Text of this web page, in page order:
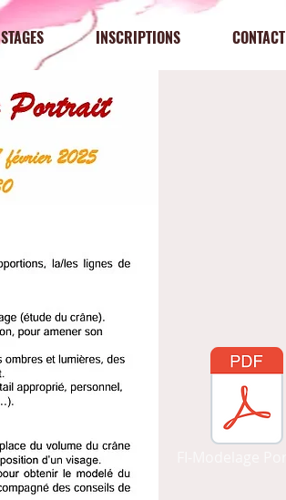
STAGES INSCRIPTIONS CONTACT